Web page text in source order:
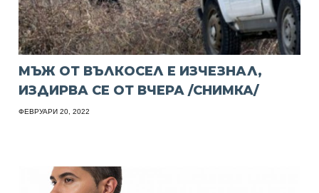
МЪЖ ОТ ВЪЛКОСЕЛ Е ИЗЧЕЗНАЛ,
ИЗДИРВА СЕ ОТ ВЧЕРА /СНИМКА/
ФЕВРУАРИ 20, 2022